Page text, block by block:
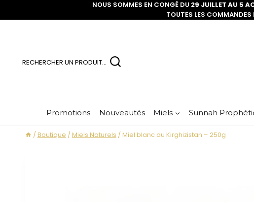
NOUS SOMMES EN CONGÉ DU 29 JUILLET AU 5
TOUTES LES
RECHERCHER UN PRODUIT...
Promotions Nouveautés Miels Sunnah
/ Boutique / Miels Naturels / Miel blanc du Kirghizistan – 250g